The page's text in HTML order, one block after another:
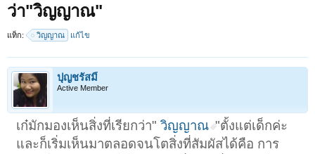
ว่า"วิญญาณ"
แท็ก: วิญญาณ แก้ไข
ปุญชรัสมิ์
Active Member
เก๋มักมองเห็นสิ่งที่เรียกว่า"วิญญาณ "ตั้งแต่เด็กค่ะ
และก็เริ่มเห็นมาตลอดจนโตสิ่งที่สัมผัสได้คือ การ